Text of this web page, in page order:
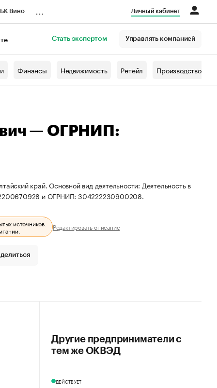
Вино Личный кабинет
Стать экспертом Управлять компанией
Финансы Недвижимость Ретейл Производство
— ОГРНИП:
край. Основной вид деятельности: Деятельность в
и ОГРНИП: 304222230900208.
источников.
Редактировать описание
Другие предприниматели с
тем же ОКВЭД
ДЕЙСТВУЕТ